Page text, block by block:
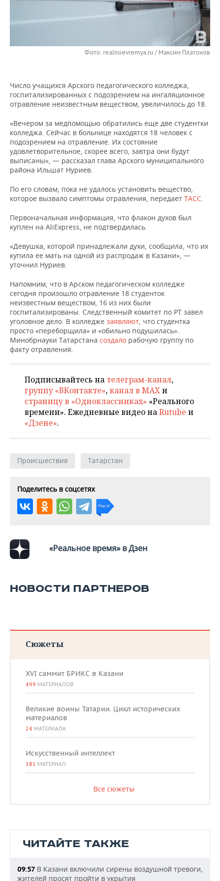
НЕФТЕХИМИЯ
НЕФТЬ
ОПК
РОЗНИЧНАЯ ТОРГОВЛЯ
НОВОСТИ ТЕХНОЛОГИЙ
ТЕЛЕКОММУНИКАЦИИ
БИЗНЕС-БРАНЧИ
ONLINE-КОНФЕРЕНЦИИ
ОТКРЫТАЯ ЛЕКЦИЯ
ФУТБОЛ
ХОККЕЙ
БАСКЕТБОЛ
ВОЛЕЙБОЛ
ФИГУРНОЕ КАТАНИЕ
ВОДНЫЕ ВИДЫ СПОРТА
ХОККЕЙ С МЯЧОМ
НОВОСТИ ОБЩЕСТВА
ВЛАСТЬ
ИНФРАСТРУКТУРА
ИСТОРИЯ
МЕДИЦИНА
ОБРАЗОВАНИЕ
ПРОИСШЕСТВИЯ
ФОТОГАЛЕРЕЯ
СЮЖЕТЫ
СПРАВОЧНИК
СПИСОК ПЕРСОН
СПИСОК КОМПАНИЙ
ПОЛНАЯ ВЕРСИЯ
Фото: realnoevremya.ru / Максим Платонов
Число учащихся Арского педагогического колледжа,
госпитализированных с подозрением на ингаляционное
отравление неизвестным веществом, увеличилось до 18.
«Вечером за медпомощью обратились еще две студентки
колледжа. Сейчас в больнице находятся 18 человек с
подозрением на отравление. Их состояние
удовлетворительное, скорее всего, завтра они будут
выписаны», — рассказал глава Арского муниципального
района Ильшат Нуриев.
По его словам, пока не удалось установить вещество,
которое вызвало симптомы отравления, передает ТАСС.
Первоначальная информация, что флакон духов был
куплен на AliExpress, не подтвердилась.
«Девушка, которой принадлежали духи, сообщила, что их
купила ее мать на одной из распродаж в Казани», —
уточнил Нуриев.
Напомним, что в Арском педагогическом колледже
сегодня произошло отравление 18 студенток
неизвестным веществом, 16 из них были
госпитализированы. Следственный комитет по РТ завел
уголовное дело. В колледже заявляют, что студентка
просто «переборщила» и «обильно подушилась».
Минобрнауки Татарстана создало рабочую группу по
факту отравления.
Подписывайтесь на телеграм-канал,
группу «ВКонтакте»,канал в MAXи
страницу в «Одноклассниках» «Реального
времени». Ежедневные видео наRutube и
«Дзене».
Происшествия Татарстан
Поделитесь в соцсетях
«Реальное время» в Дзен
НОВОСТИ ПАРТНЕРОВ
Сюжеты
XVI саммит БРИКС в Казани
499 МАТЕРИАЛОВ
Великие воины Татарии. Цикл исторических
материалов
24 МАТЕРИАЛА
Искусственный интеллект
181 МАТЕРИАЛ
Все сюжеты
ЧИТАЙТЕ ТАКЖЕ
09:57 В Казани включили сирены воздушной тревоги,
жителей просят пройти в укрытия